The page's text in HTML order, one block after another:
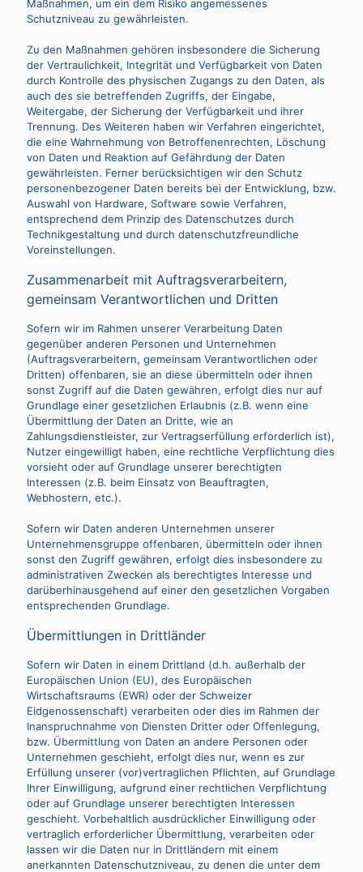
Maßnahmen, um ein dem Risiko angemessenes
Schutzniveau zu gewährleisten.
Zu den Maßnahmen gehören insbesondere die Sicherung
der Vertraulichkeit, Integrität und Verfügbarkeit von Daten
durch Kontrolle des physischen Zugangs zu den Daten, als
auch des sie betreffenden Zugriffs, der Eingabe,
Weitergabe, der Sicherung der Verfügbarkeit und ihrer
Trennung. Des Weiteren haben wir Verfahren eingerichtet,
die eine Wahrnehmung von Betroffenenrechten, Löschung
von Daten und Reaktion auf Gefährdung der Daten
gewährleisten. Ferner berücksichtigen wir den Schutz
personenbezogener Daten bereits bei der Entwicklung, bzw.
Auswahl von Hardware, Software sowie Verfahren,
entsprechend dem Prinzip des Datenschutzes durch
Technikgestaltung und durch datenschutzfreundliche
Voreinstellungen.
Zusammenarbeit mit Auftragsverarbeitern,
gemeinsam Verantwortlichen und Dritten
Sofern wir im Rahmen unserer Verarbeitung Daten
gegenüber anderen Personen und Unternehmen
(Auftragsverarbeitern, gemeinsam Verantwortlichen oder
Dritten) offenbaren, sie an diese übermitteln oder ihnen
sonst Zugriff auf die Daten gewähren, erfolgt dies nur auf
Grundlage einer gesetzlichen Erlaubnis (z.B. wenn eine
Übermittlung der Daten an Dritte, wie an
Zahlungsdienstleister, zur Vertragserfüllung erforderlich ist),
Nutzer eingewilligt haben, eine rechtliche Verpflichtung dies
vorsieht oder auf Grundlage unserer berechtigten
Interessen (z.B. beim Einsatz von Beauftragten,
Webhostern, etc.).
Sofern wir Daten anderen Unternehmen unserer
Unternehmensgruppe offenbaren, übermitteln oder ihnen
sonst den Zugriff gewähren, erfolgt dies insbesondere zu
administrativen Zwecken als berechtigtes Interesse und
darüberhinausgehend auf einer den gesetzlichen Vorgaben
entsprechenden Grundlage.
Übermittlungen in Drittländer
Sofern wir Daten in einem Drittland (d.h. außerhalb der
Europäischen Union (EU), des Europäischen
Wirtschaftsraums (EWR) oder der Schweizer
Eidgenossenschaft) verarbeiten oder dies im Rahmen der
Inanspruchnahme von Diensten Dritter oder Offenlegung,
bzw. Übermittlung von Daten an andere Personen oder
Unternehmen geschieht, erfolgt dies nur, wenn es zur
Erfüllung unserer (vor)vertraglichen Pflichten, auf Grundlage
Ihrer Einwilligung, aufgrund einer rechtlichen Verpflichtung
oder auf Grundlage unserer berechtigten Interessen
geschieht. Vorbehaltlich ausdrücklicher Einwilligung oder
vertraglich erforderlicher Übermittlung, verarbeiten oder
lassen wir die Daten nur in Drittländern mit einem
anerkannten Datenschutzniveau, zu denen die unter dem